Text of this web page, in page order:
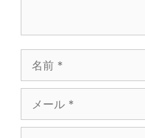
前
ー